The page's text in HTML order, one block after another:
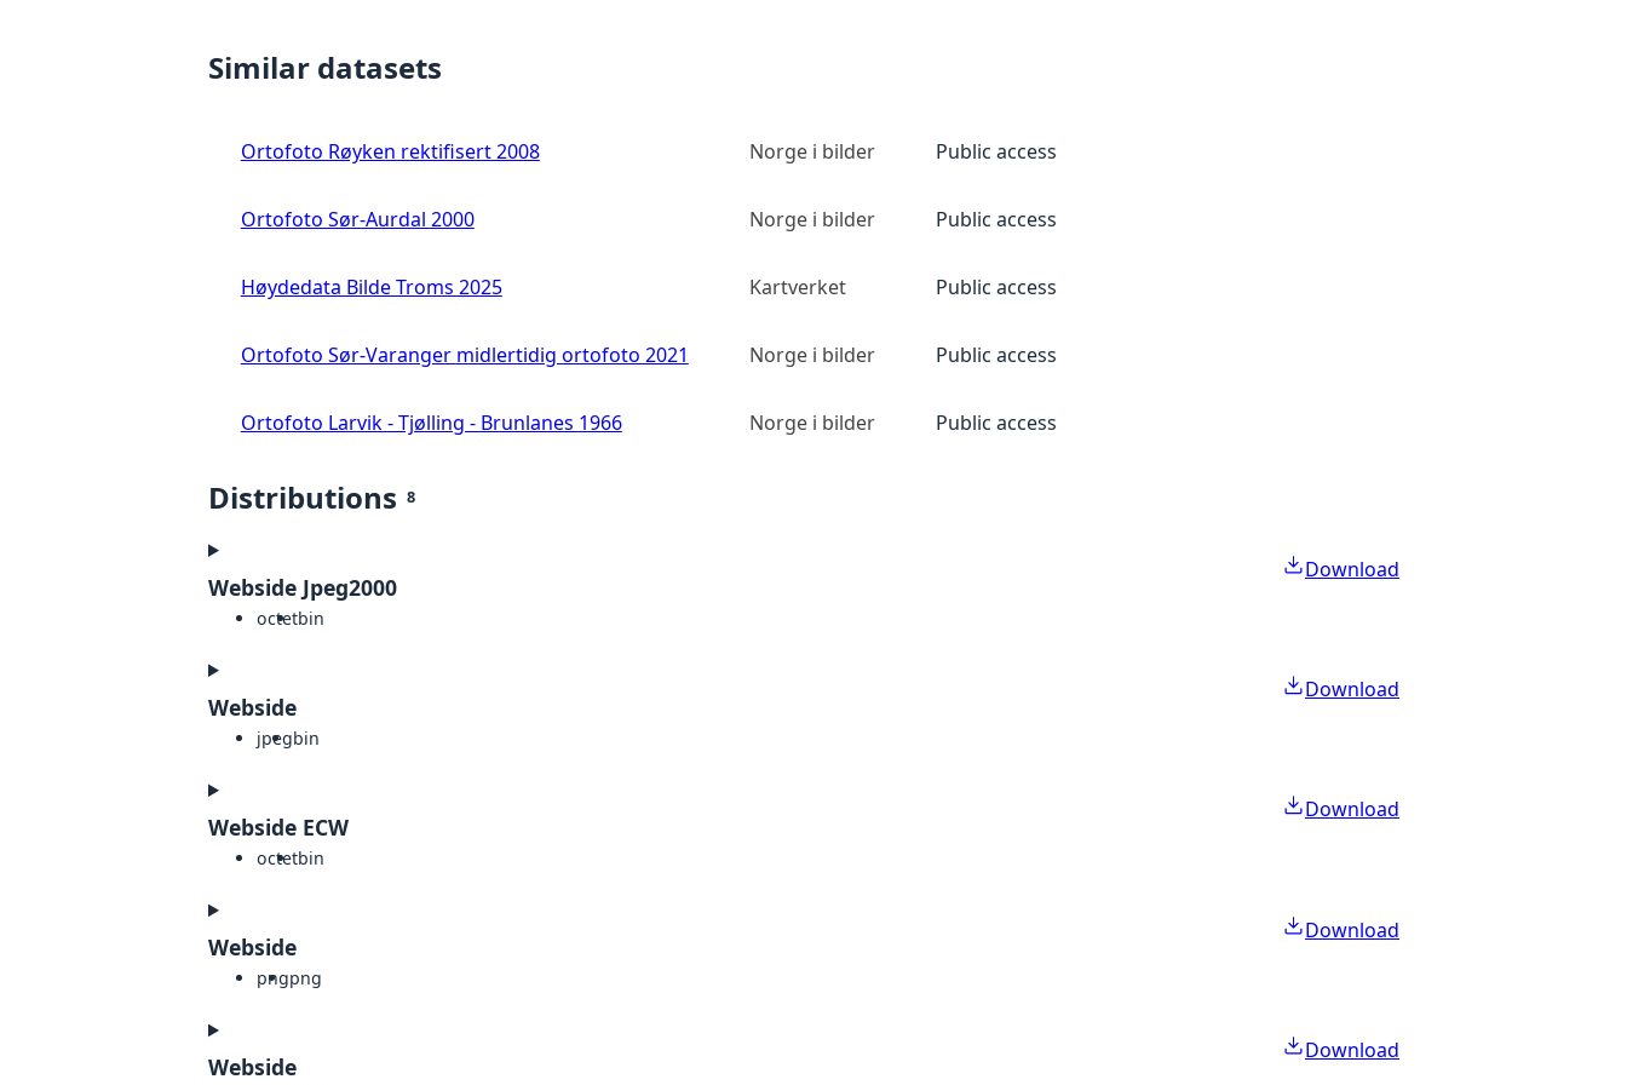
Similar datasets
Ortofoto Røyken rektifisert 2008 Norge i bilder Public access
Ortofoto Sør-Aurdal 2000 Norge i bilder Public access
Høydedata Bilde Troms 2025 Kartverket Public access
Ortofoto Sør-Varanger midlertidig ortofoto 2021 Norge i bilder Public access
Ortofoto Larvik - Tjølling - Brunlanes 1966 Norge i bilder Public access
Distributions 8
Webside Jpeg2000
octetbin
Download
Webside
jpegbin
Download
Webside ECW
octetbin
Download
Webside
pngpng
Download
Webside
Download